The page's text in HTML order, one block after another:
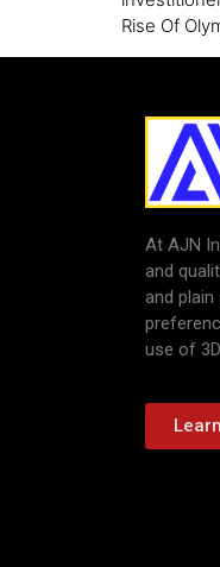
Rise Of
At AJN
and
and
use of